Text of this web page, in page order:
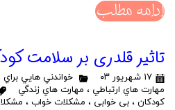
ادامه مطلب
تاثیر قلدری بر سلامت
۱۷ شهریور ۰۳ خواندني هايي براي
مهارت هاي ارتباطي ، مهارت هاي زندگي
کودکان ، بی خوابی ، مشکلات خواب ،